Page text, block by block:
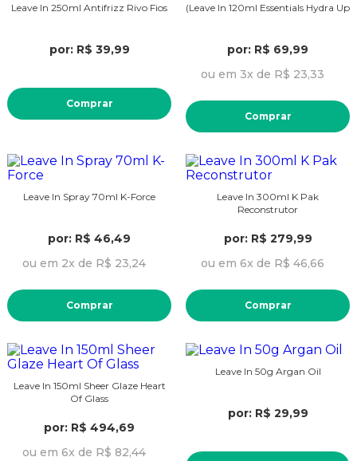
Leave In 250ml Antifrizz Rivo Fios
por: R$ 39,99
Comprar
(Leave In 120ml Essentials Hydra Up
por: R$ 69,99
ou em 3x de R$ 23,33
Comprar
Leave In Spray 70ml K-Force
por: R$ 46,49
ou em 2x de R$ 23,24
Comprar
Leave In 300ml K Pak
Reconstrutor
por: R$ 279,99
ou em 6x de R$ 46,66
Comprar
Leave In 150ml Sheer Glaze Heart
Of Glass
por: R$ 494,69
ou em 6x de R$ 82,44
Leave In 50g Argan Oil
por: R$ 29,99